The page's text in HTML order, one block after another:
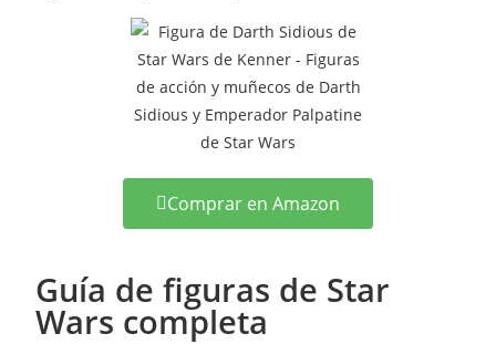
Comprar en Amazon
Guía de figuras de Star
Wars completa